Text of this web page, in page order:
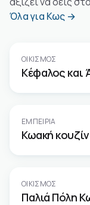
Όλα για Κως →
ΟΙΚΙΣΜΌΣ
Κέφαλος και
ΕΜΠΕΙΡΊΑ
Κωακή
ΟΙΚΙΣΜΌΣ
Παλιά Πόλη